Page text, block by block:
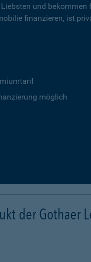
und bekommen
finanzieren, ist
möglich
der Gothaer